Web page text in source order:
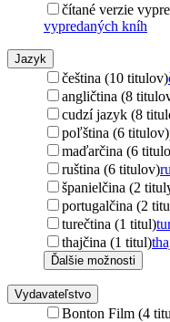
čítané verzie
vypredaných kníh
Jazyk
čeština (10 titulov)
angličtina (8
cudzí jazyk (8
poľština (6 titulov)
maďarčina (6
ruština (6 titulov)
španielčina (2
portugalčina (2
turečtina (1 titul)
thajčina (1 titul)
Ďalšie možnosti
Vydavateľstvo
Bonton Film (4